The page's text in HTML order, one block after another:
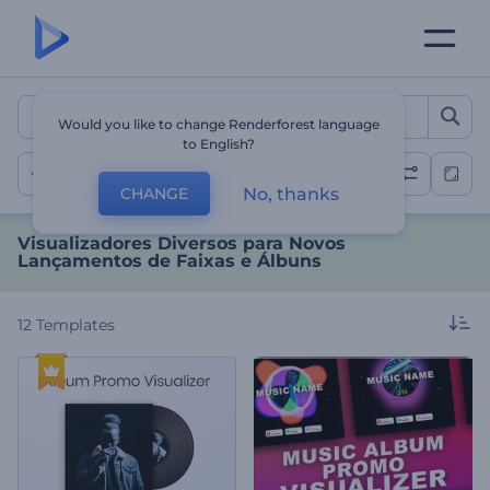
Visualizadores Diversos
Promoções e Lançamentos Musicais
Visualizadores Diversos para Novos
Lançamentos de Faixas e Álbuns
12 Templates
Would you like to change Renderforest language
to English?
CHANGE No, thanks